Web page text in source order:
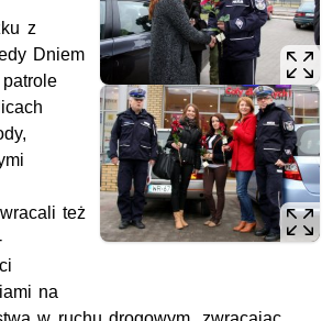
z
Dniem
też
na